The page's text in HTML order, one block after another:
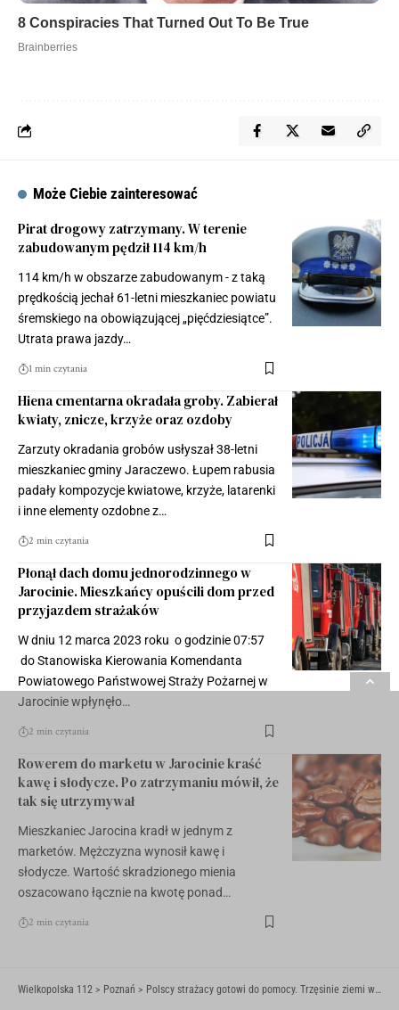
Może Ciebie zainteresować
Pirat drogowy zatrzymany. W terenie
zabudowanym pędził 114 km/h
114 km/h w obszarze zabudowanym - z taką
prędkością jechał 61-letni mieszkaniec powiatu
śremskiego na obowiązującej „pięćdziesiątce”.
Utrata prawa jazdy…
1 min czytania
Hiena cmentarna okradała groby. Zabierał
kwiaty, znicze, krzyże oraz ozdoby
Zarzuty okradania grobów usłyszał 38-letni
mieszkaniec gminy Jaraczewo. Łupem rabusia
padały kompozycje kwiatowe, krzyże, latarenki
i inne elementy ozdobne z…
2 min czytania
Płonął dach domu jednorodzinnego w
Jarocinie. Mieszkańcy opuścili dom przed
przyjazdem strażaków
W dniu 12 marca 2023 roku o godzinie 07:57
do Stanowiska Kierowania Komendanta
Powiatowego Państwowej Straży Pożarnej w
Jarocinie wpłynęło…
2 min czytania
Rowerem do marketu w Jarocinie kraść
kawę i słodycze. Po zatrzymaniu mówił, że
tak się utrzymywał
Mieszkaniec Jarocina kradł w jednym z
marketów. Mężczyzna wynosił kawę i
słodycze. Wartość skradzionego mienia
oszacowano łącznie na kwotę ponad…
2 min czytania
Wielkopolska 112 > Poznań > Polscy strażacy gotowi do pomocy. Trzęsinie ziemi w Mjanme